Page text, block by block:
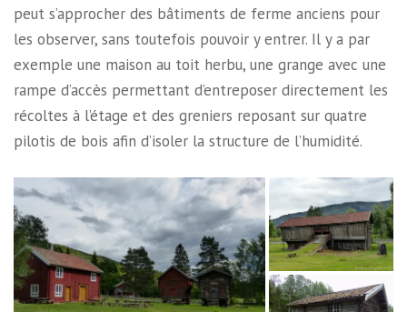
peut s’approcher des bâtiments de ferme anciens pour
les observer, sans toutefois pouvoir y entrer. Il y a par
exemple une maison au toit herbu, une grange avec une
rampe d’accès permettant d’entreposer directement les
récoltes à l’étage et des greniers reposant sur quatre
pilotis de bois afin d’isoler la structure de l’humidité.